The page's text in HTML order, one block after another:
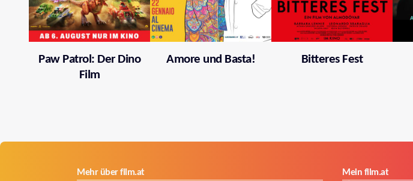
Paw Patrol: Der Dino
Film
Amore und Basta! Bitteres Fest
Mehr über film.at Mein film.at